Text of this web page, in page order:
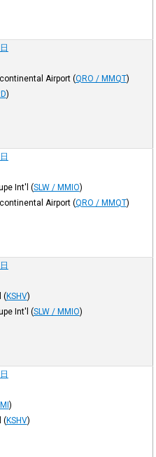
Airport (QRO / MMQT)
)
Int'l (SLW / MMIO)
Airport (QRO / MMQT)
(KSHV)
Int'l (SLW / MMIO)
)
(KSHV)